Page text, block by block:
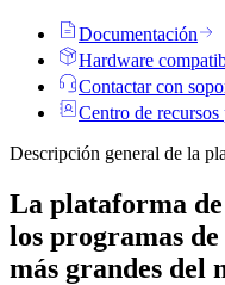
Documentación
Hardware
Contactar con
Centro de recursos
Descripción general de la
La plataforma
los programas
más grandes del